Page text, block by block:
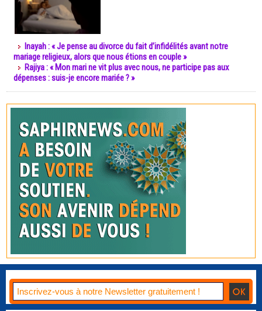
Inayah : « Je pense au divorce du fait d’infidélités avant notre
mariage religieux, alors que nous étions en couple »
Rajiya : « Mon mari ne vit plus avec nous, ne participe pas aux
dépenses : suis-je encore mariée ? »